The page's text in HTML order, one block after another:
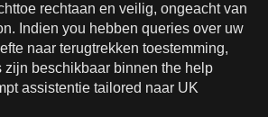
rechtaan en veilig, ongeacht van
Indien you hebben queries over uw
naar terugtrekken toestemming,
beschikbaar binnen the help
assistentie tailored naar UK